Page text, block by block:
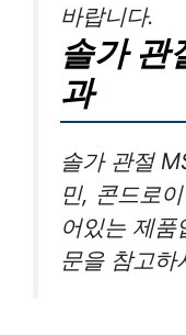
바랍니다.
솔가 관
과
솔가 관절
민, 콘드로
어있는 제품
문을 참고하